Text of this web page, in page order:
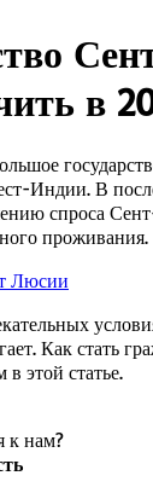
в
Индии. В
спроса
проживания.
Как стать
этой статье.
к нам?